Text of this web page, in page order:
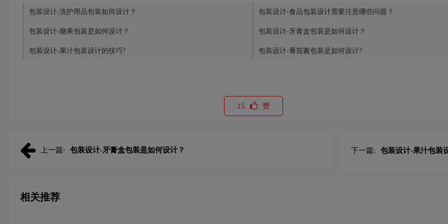
包装设计-洗护用品包装如何设计？ 包装设计-食品包装设计需要注意哪些问题？
包装设计-糖果包装是如何设计？ 包装设计-牙膏盒包装是如何设计？
包装设计-果汁包装设计的技巧? 包装设计-番茄酱包装是如何设计?
15 赞
上一篇: 包装设计-牙膏盒包装是如何设计？ 下一篇: 包装设计-果汁包装
相关推荐